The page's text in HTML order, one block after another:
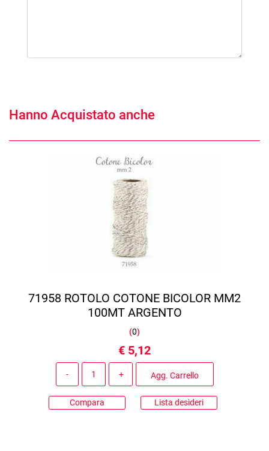
Hanno Acquistato anche
71958 ROTOLO COTONE BICOLOR MM2
100MT ARGENTO
(0)
€ 5,12
Agg. Carrello
Compara Lista desideri